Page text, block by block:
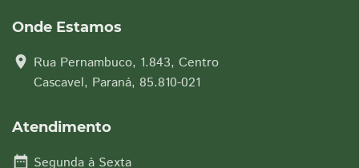
Onde Estamos
location_on Rua Pernambuco, 1.843, Centro
Cascavel, Paraná, 85.810-021
Atendimento
date_range Segunda à Sexta